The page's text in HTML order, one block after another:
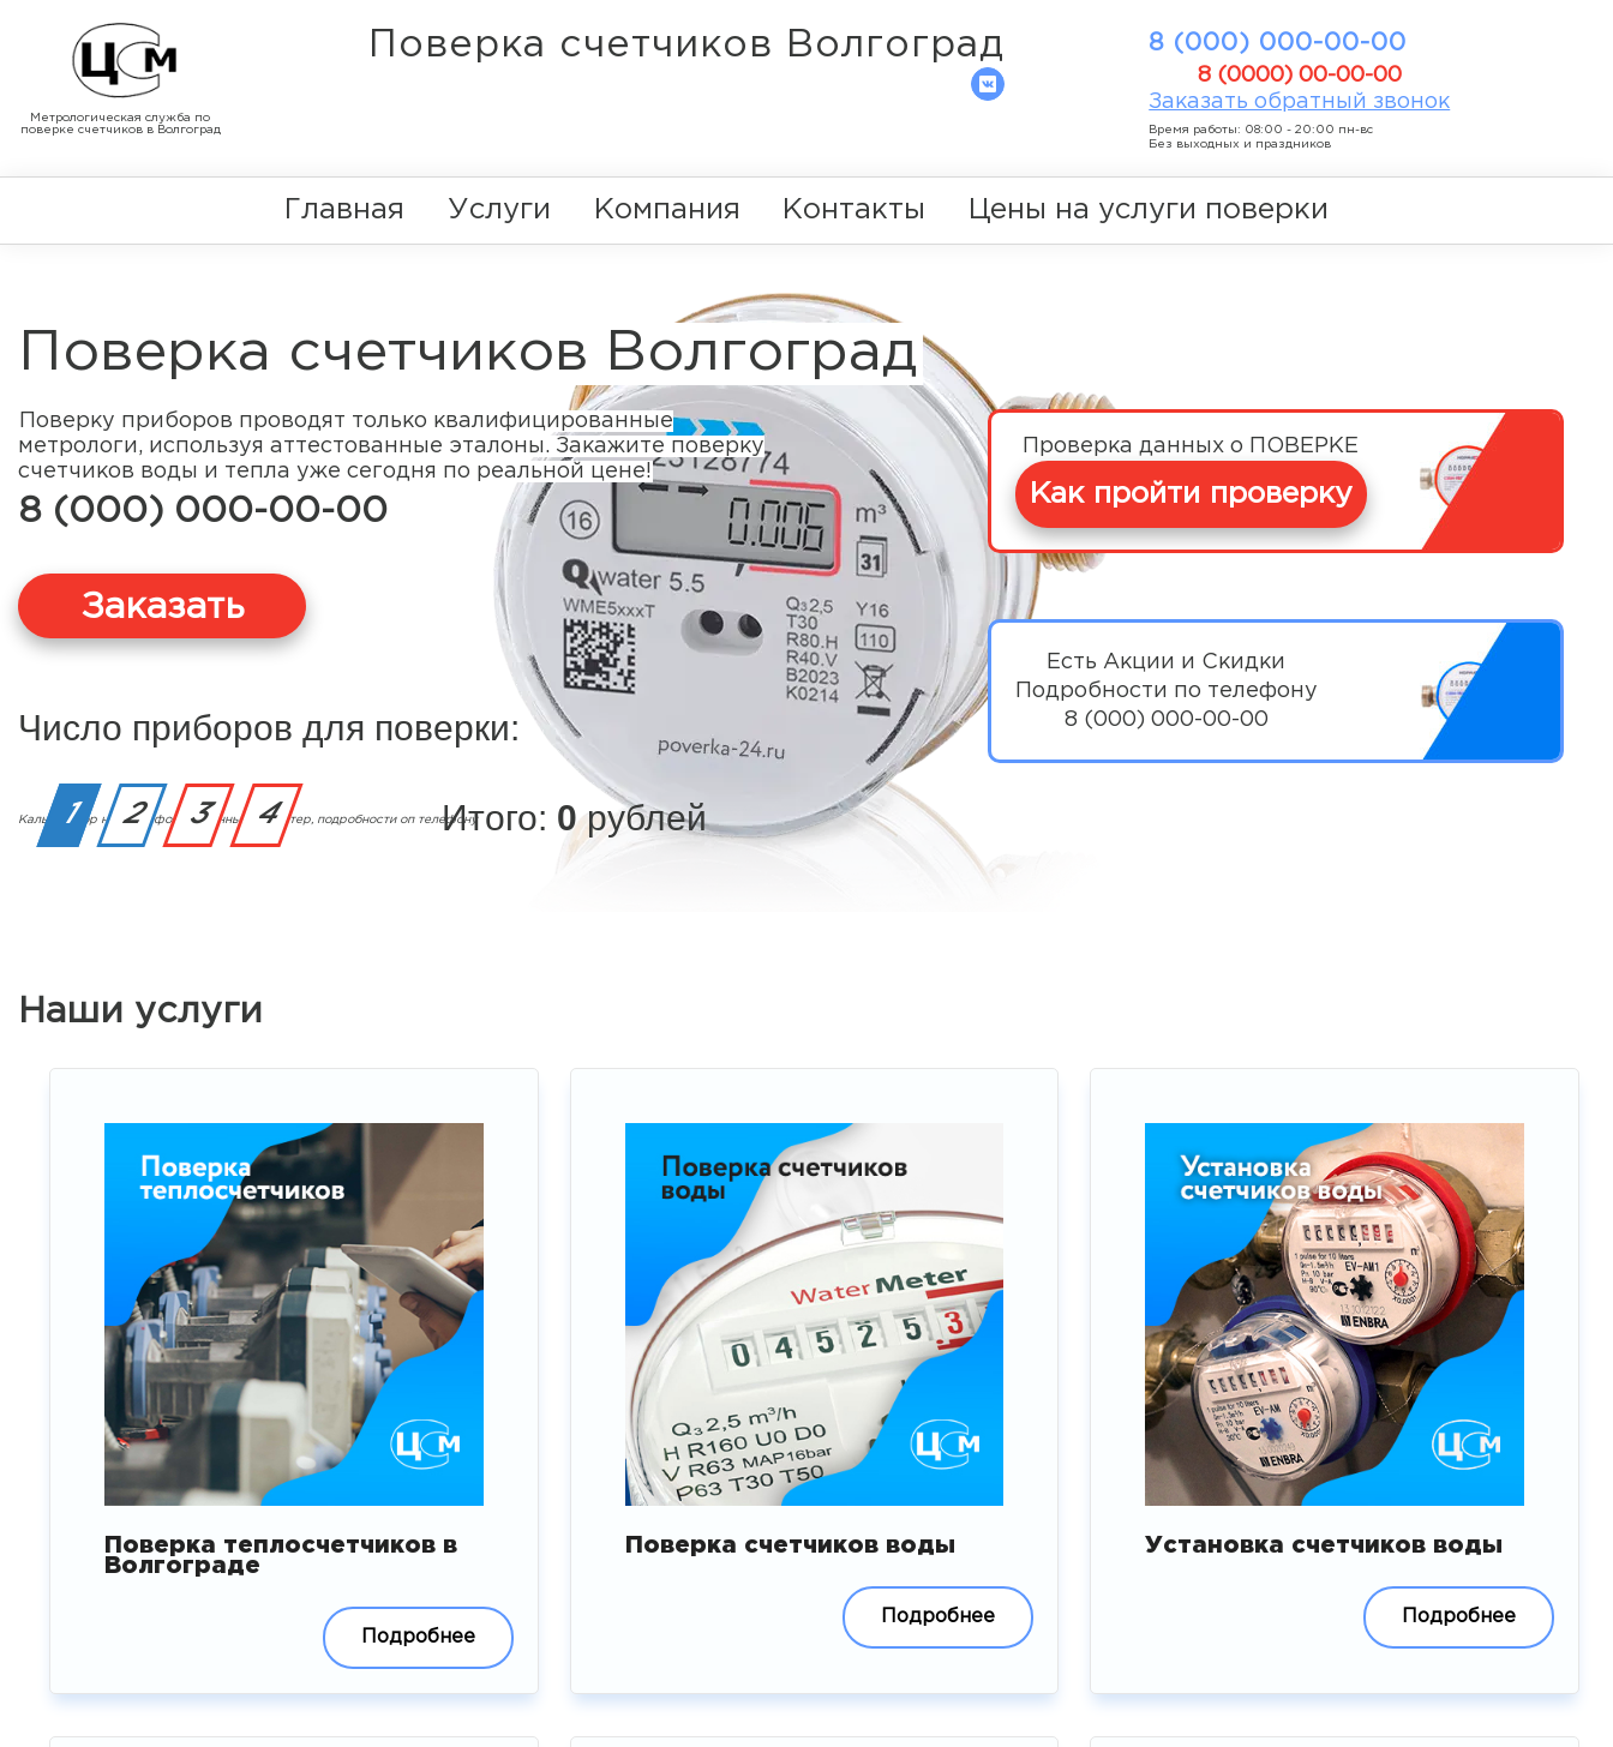
Метрологическая служба по
поверке счетчиков в Волгоград
Поверка счетчиков Волгоград 8 (000) 000-00-00
8 (0000) 00-00-00
Заказать обратный звонок
Время работы: 08:00 - 20:00 пн-вс
Без выходных и праздников
Главная Услуги Компания Контакты Цены на услуги поверки
Поверка счетчиков Волгоград
Поверку приборов проводят только квалифицированные
метрологи, используя аттестованные эталоны. Закажите поверку
счетчиков воды и тепла уже сегодня по реальной цене!
8 (000) 000-00-00
Заказать
Число приборов для поверки:
1 2 3 4 Итого: 0рублей
Калькулятор носит информационный характер, подробности оп телефону
Проверка данных о ПОВЕРКЕ
Как пройти проверку
Есть Акции и Скидки
Подробности по телефону
8 (000) 000-00-00
Наши услуги
Поверка теплосчетчиков в
Волгограде
Подробнее
Поверка счетчиков воды
Подробнее
Установка счетчиков воды
Подробнее